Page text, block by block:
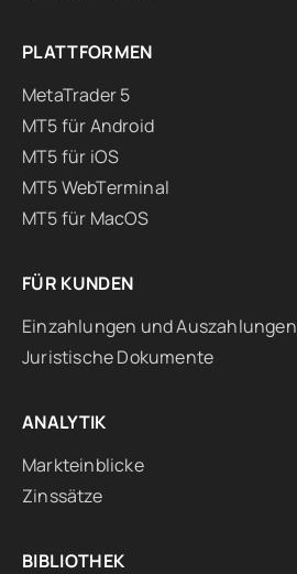
PLATTFORMEN
MetaTrader 5
MT5 für Android
MT5 für iOS
MT5 WebTerminal
MT5 für MacOS
FÜR KUNDEN
Einzahlungen und Auszahlungen
Juristische Dokumente
ANALYTIK
Markteinblicke
Zinssätze
BIBLIOTHEK